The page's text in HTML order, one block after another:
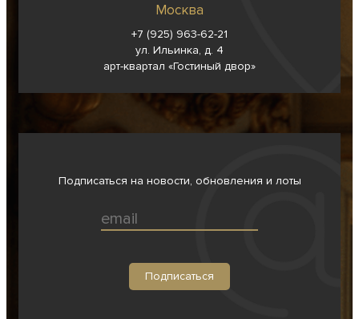
Москва
+7 (925) 963-62-21
ул. Ильинка, д. 4
арт-квартал «Гостиный двор»
Подписаться на новости, обновления и лоты